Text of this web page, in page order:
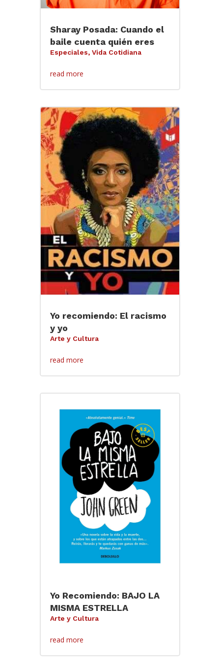
Sharay Posada: Cuando el
baile cuenta quién eres
Especiales, Vida Cotidiana
read more
Yo recomiendo: El racismo
y yo
Arte y Cultura
read more
Yo Recomiendo: BAJO LA
MISMA ESTRELLA
Arte y Cultura
read more